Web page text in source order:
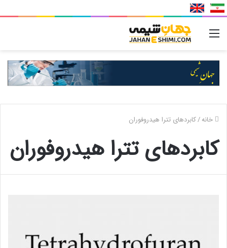
خانه/کابردهای تترا هیدروفوران
کابردهای تترا هیدروفوران